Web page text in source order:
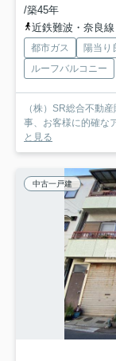
/築45年
近鉄難波・奈良
都市ガス 陽当り
ルーフバルコニー
（株）SR総合不動
事、お客様に的確な
と見る
中古一戸建